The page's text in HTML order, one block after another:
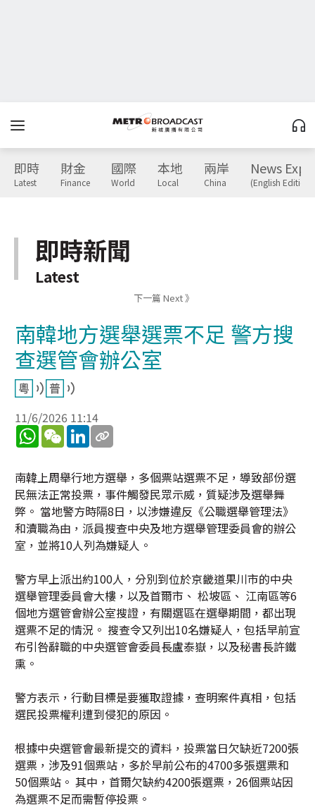
即時
Latest
財金
Finance
國際
World
本地
Local
兩岸
China
News
(English Edition)
即時新聞
Latest
下一篇 Next 》
南韓地方選舉選票不足 警方搜
查選管會辦公室
11/6/2026 11:14
WhatsApp
WeChatLinkedIn
南韓上周舉行地方選舉，多個票站選票不足，導致部份選
民無法正常投票，事件觸發民眾示威，質疑涉及選舉舞
弊。 當地警方時隔8日，以涉嫌違反《公職選舉管理法》
和瀆職為由，派員搜查中央及地方選舉管理委員會的辦公
室，並將10人列為嫌疑人。
警方早上派出約100人，分別到位於京畿道果川市的中央
選舉管理委員會大樓，以及首爾市、 松坡區、 江南區等6
個地方選管會辦公室搜證，有關選區在選舉期間，都出現
選票不足的情況。 搜查令又列出10名嫌疑人，包括早前宣
布引咎辭職的中央選管會委員長盧泰嶽，以及秘書長許鐵
熏。
警方表示，行動目標是要獲取證據，查明案件真相，包括
選民投票權利遭到侵犯的原因。
根據中央選管會最新提交的資料，投票當日欠缺近7200張
選票，涉及91個票站，多於早前公布的4700多張選票和
50個票站。 其中，首爾欠缺約4200張選票，26個票站因
為選票不足而需暫停投票。